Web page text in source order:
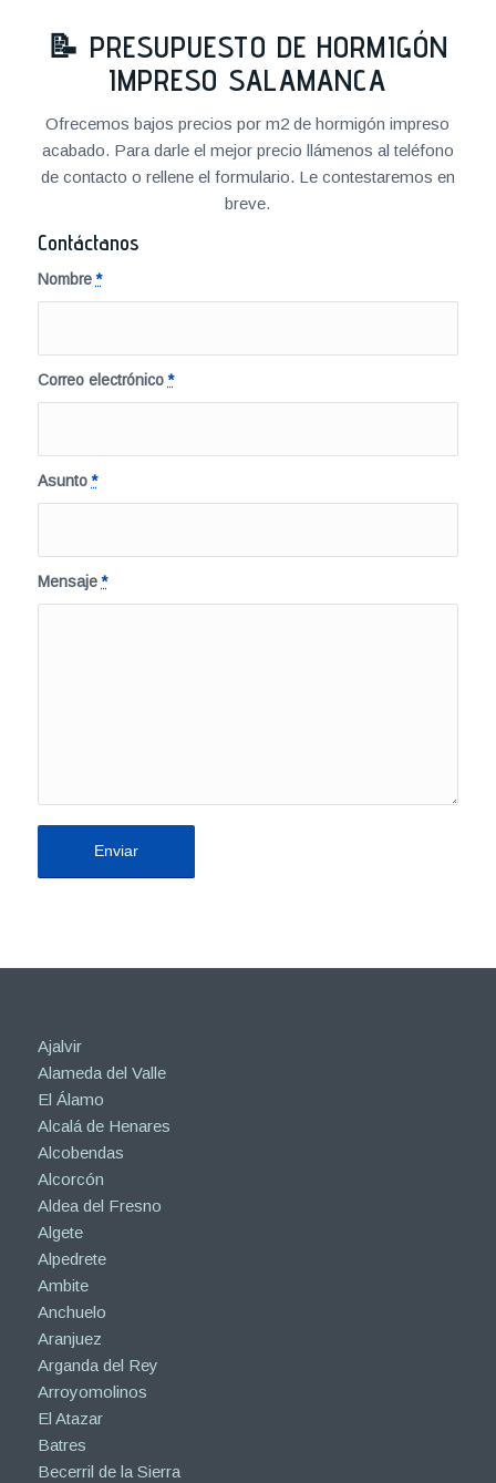
📝 PRESUPUESTO DE HORMIGÓN
IMPRESO SALAMANCA
Ofrecemos bajos precios por m2 de hormigón impreso
acabado. Para darle el mejor precio llámenos al teléfono
de contacto o rellene el formulario. Le contestaremos en
breve.
Contáctanos
Nombre*
Correo electrónico*
Asunto*
Mensaje*
Ajalvir
Alameda del Valle
El Álamo
Alcalá de Henares
Alcobendas
Alcorcón
Aldea del Fresno
Algete
Alpedrete
Ambite
Anchuelo
Aranjuez
Arganda del Rey
Arroyomolinos
El Atazar
Batres
Becerril de la Sierra